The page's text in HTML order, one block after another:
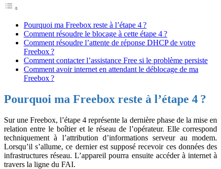
Pourquoi ma Freebox reste à l’étape 4 ?
Comment résoudre le blocage à cette étape 4 ?
Comment résoudre l’attente de réponse DHCP de votre
Freebox ?
Comment contacter l’assistance Free si le problème persiste
Comment avoir internet en attendant le déblocage de ma
Freebox ?
Pourquoi ma Freebox reste à l’étape 4 ?
Sur une Freebox, l’étape 4 représente la dernière phase de la mise en
relation entre le boîtier et le réseau de l’opérateur. Elle correspond
techniquement à l’attribution d’informations serveur au modem.
Lorsqu’il s’allume, ce dernier est supposé recevoir ces données des
infrastructures réseau. L’appareil pourra ensuite accéder à internet à
travers la ligne du FAI.